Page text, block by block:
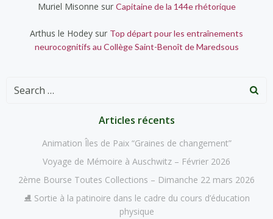
Muriel Misonne sur Capitaine de la 144e rhétorique
Arthus le Hodey sur Top départ pour les entraînements
neurocognitifs au Collège Saint-Benoît de Maredsous
Search
Articles récents
Animation Îles de Paix “Graines de changement”
Voyage de Mémoire à Auschwitz – Février 2026
2ème Bourse Toutes Collections – Dimanche 22 mars 2026
⛸️ Sortie à la patinoire dans le cadre du cours d’éducation
physique